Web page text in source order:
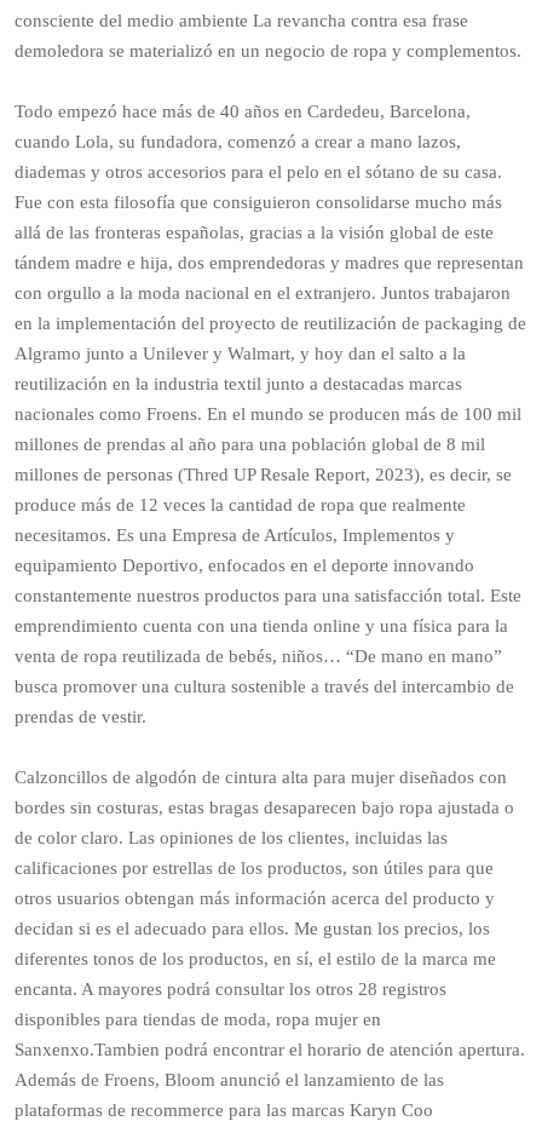
consciente del medio ambiente La revancha contra esa frase
demoledora se materializó en un negocio de ropa y complementos.
Todo empezó hace más de 40 años en Cardedeu, Barcelona,
cuando Lola, su fundadora, comenzó a crear a mano lazos,
diademas y otros accesorios para el pelo en el sótano de su casa.
Fue con esta filosofía que consiguieron consolidarse mucho más
allá de las fronteras españolas, gracias a la visión global de este
tándem madre e hija, dos emprendedoras y madres que representan
con orgullo a la moda nacional en el extranjero. Juntos trabajaron
en la implementación del proyecto de reutilización de packaging de
Algramo junto a Unilever y Walmart, y hoy dan el salto a la
reutilización en la industria textil junto a destacadas marcas
nacionales como Froens. En el mundo se producen más de 100 mil
millones de prendas al año para una población global de 8 mil
millones de personas (Thred UP Resale Report, 2023), es decir, se
produce más de 12 veces la cantidad de ropa que realmente
necesitamos. Es una Empresa de Artículos, Implementos y
equipamiento Deportivo, enfocados en el deporte innovando
constantemente nuestros productos para una satisfacción total. Este
emprendimiento cuenta con una tienda online y una física para la
venta de ropa reutilizada de bebés, niños… “De mano en mano”
busca promover una cultura sostenible a través del intercambio de
prendas de vestir.
Calzoncillos de algodón de cintura alta para mujer diseñados con
bordes sin costuras, estas bragas desaparecen bajo ropa ajustada o
de color claro. Las opiniones de los clientes, incluidas las
calificaciones por estrellas de los productos, son útiles para que
otros usuarios obtengan más información acerca del producto y
decidan si es el adecuado para ellos. Me gustan los precios, los
diferentes tonos de los productos, en sí, el estilo de la marca me
encanta. A mayores podrá consultar los otros 28 registros
disponibles para tiendas de moda, ropa mujer en
Sanxenxo.Tambien podrá encontrar el horario de atención apertura.
Además de Froens, Bloom anunció el lanzamiento de las
plataformas de recommerce para las marcas Karyn Coo